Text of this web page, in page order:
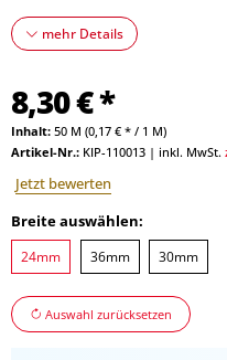
mehr Details
8,30 € *
Inhalt: 50 M (0,17 € * / 1 M)
Artikel-Nr.: KIP-110013 | inkl. MwSt.
Jetzt bewerten
Breite auswählen:
24mm 36mm 30mm
Auswahl zurücksetzen